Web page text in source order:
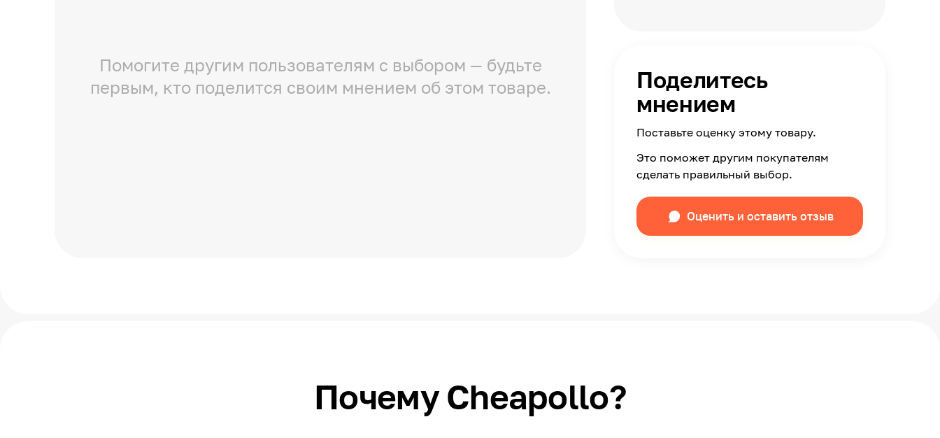
Помогите другим пользователям с выбором — будьте
первым, кто поделится своим мнением об этом товаре.
Поделитесь
мнением
Поставьте оценку этому товару.
Это поможет другим покупателям
сделать правильный выбор.
Оценить и оставить отзыв
Почему Cheapollo?